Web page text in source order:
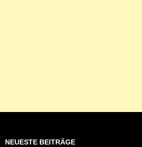
NEUESTE BEITRÄGE